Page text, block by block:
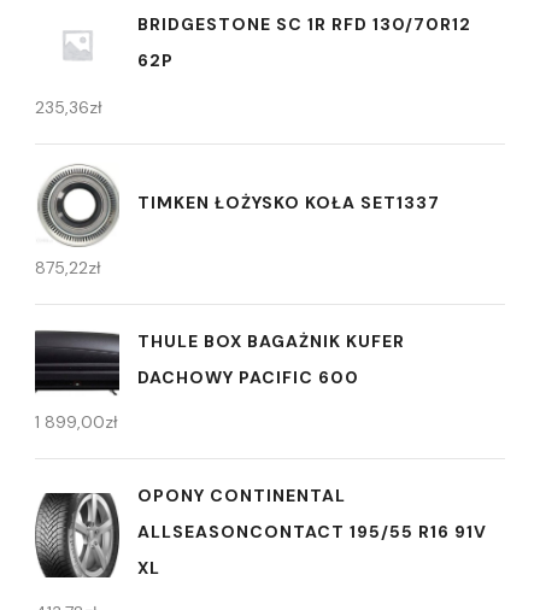
BRIDGESTONE SC 1R RFD 130/70R12
62P
235,36zł
TIMKEN ŁOŻYSKO KOŁA SET1337
875,22zł
THULE BOX BAGAŻNIK KUFER
DACHOWY PACIFIC 600
1 899,00zł
OPONY CONTINENTAL
ALLSEASONCONTACT 195/55 R16 91V
XL